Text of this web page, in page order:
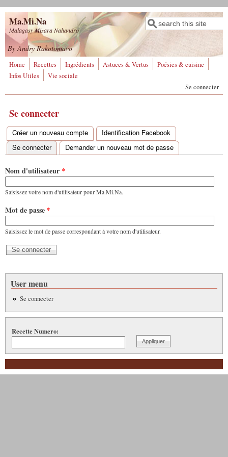
Aller au contenu principal
Ma.Mi.Na
Malagasy Mizara Nahandro
Formulaire de
recherche
Rechercher
By Andry Rakotomavo
Home Recettes Ingrédients Astuces & Vertus
Poésies & cuisine
Infos Utiles
Vie sociale
Se connecter
Se connecter
Onglets principaux
Créer un nouveau compte
Identification Facebook
Se connecter(onglet actif)
Demander un nouveau mot de passe
Nom d'utilisateur *
Saisissez votre nom d'utilisateur pour Ma.Mi.Na.
Mot de passe *
Saisissez le mot de passe correspondant à votre nom d'utilisateur.
User menu
Se connecter
Recette Numero: